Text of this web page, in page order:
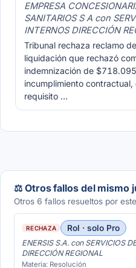
EMPRESA
SANITARIOS S A con
INTERNOS DIRECCIÓN
Tribunal rechaza reclamo
liquidación que rechazó
indemnización de
incumplimiento
requisito …
⚖️ Otros fallos del mismo
Otros 6 fallos resueltos por
RECHAZA Rol · solo Pro
ENERSIS S.A. con SERVICIOS
DIRECCIÓN REGIONAL
Materia: Resolución